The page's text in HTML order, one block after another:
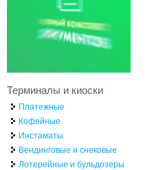
Терминалы и киоски
Платежные
Кофейные
Инстаматы
Вендинговые и снековые
Лотерейные и бульдозеры